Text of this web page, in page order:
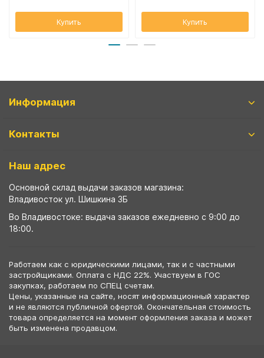
Купить Купить
Информация
Контакты
Наш адрес
Основной склад выдачи заказов магазина:
Владивосток ул. Шишкина 3Б
Во Владивостоке: выдача заказов ежедневно с 9:00 до
18:00.
Работаем как с юридическими лицами, так и с частными
застройщиками. Оплата с НДС 22%. Участвуем в ГОС
закупках, работаем по СПЕЦ счетам.
Цены, указанные на сайте, носят информационный характер
и не являются публичной офертой. Окончательная стоимость
товара определяется на момент оформления заказа и может
быть изменена продавцом.